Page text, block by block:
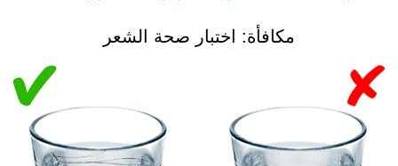
مكافأة: اختبار صحة الشعر